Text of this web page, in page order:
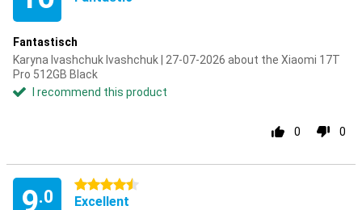
Fantastisch
Karyna Ivashchuk Ivashchuk | 27-07-2026 about the Xiaomi 17T
Pro 512GB Black
I recommend this product
0 0
9.0
4.5 stars
Excellent